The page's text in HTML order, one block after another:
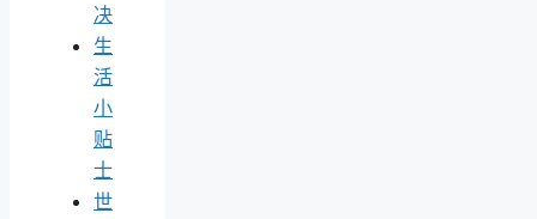
决
生
活
小
贴
士
世